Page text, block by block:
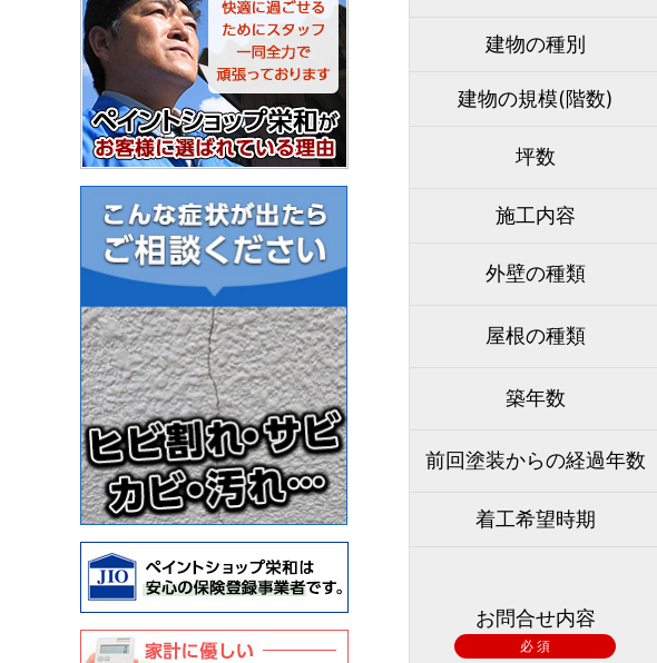
建物の種別
建物の規模(階数)
坪数
施工内容
外壁の種類
屋根の種類
築年数
前回塗装からの経過年数
着工希望時期
お問合せ内容
必 須